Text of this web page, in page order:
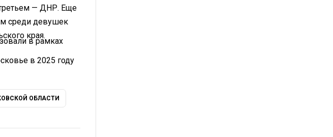
третьем — ДНР. Еще
среди девушек
края.
в рамках
в 2025 году
ОБЛАСТИ